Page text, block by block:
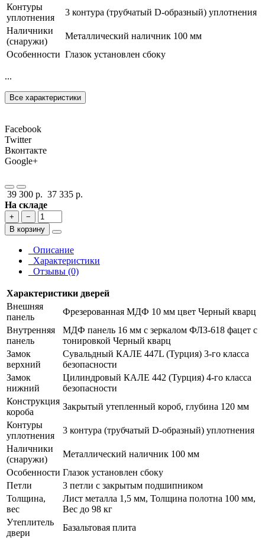
Контуры
уплотнения
3 контура (трубчатый D-образный) уплотнения
Наличники
(снаружи)
Металлический наличник 100 мм
Особенности Глазок установлен сбоку
...
Все характеристики
Facebook
Twitter
Вконтакте
Google+
39 300 р. 37 335 р.
На складе
+
−
В корзину
Описание
Характеристики
Отзывы (0)
Характеристики дверей
Внешняя
панель
Фрезерованная МДФ 10 мм цвет Черный кварц
Внутренняя
панель
МДФ панель 16 мм с зеркалом ФЛЗ-618 фацет с
тонировкой Черный кварц
Замок
верхний
Сувальдный КАЛЕ 447L (Турция) 3-го класса
безопасности
Замок
нижний
Цилиндровый КАЛЕ 442 (Турция) 4-го класса
безопасности
Конструкция
короба
Закрытый утепленный короб, глубина 120 мм
Контуры
уплотнения
3 контура (трубчатый D-образный) уплотнения
Наличники
(снаружи)
Металлический наличник 100 мм
Особенности Глазок установлен сбоку
Петли
3 петли с закрытым подшипником
Толщина,
вес
Лист металла 1,5 мм, Толщина полотна 100 мм,
Вес до 98 кг
Утеплитель
двери
Базальтовая плита